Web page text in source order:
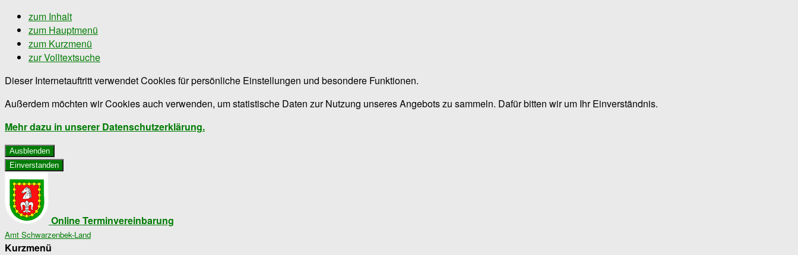
zum Inhalt
zum Hauptmenü
zum Kurzmenü
zur Volltextsuche
Dieser Internetauftritt verwendet Cookies für persönliche Einstellungen und besondere Funktionen.
Außerdem möchten wir Cookies auch verwenden, um statistische Daten zur Nutzung unseres Angebots zu sammeln. Dafür bitten wir um Ihr Einverständnis.
Mehr dazu in unserer Datenschutzerklärung.
Ausblenden
Einverstanden
Online Terminvereinbarung
Amt Schwarzenbek-Land
Kurzmenü